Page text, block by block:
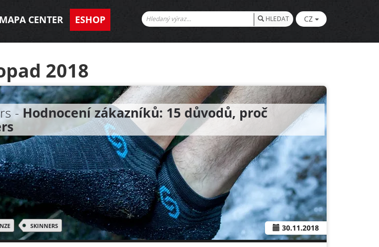
MAPA CENTER ESHOP HLEDAT CZ
2018
- Hodnocení zákazníků: 15 důvodů, proč
SKINNERS 30.11.2018